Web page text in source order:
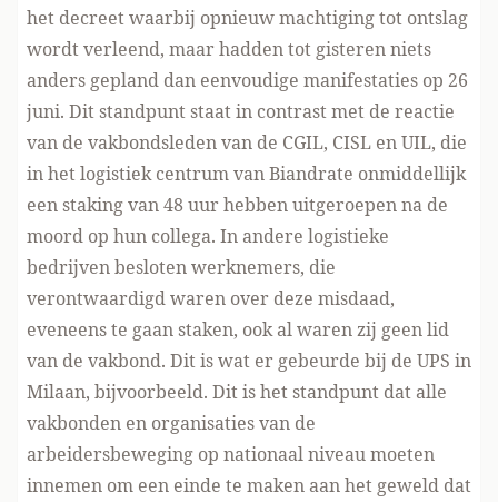
het decreet waarbij opnieuw machtiging tot ontslag
wordt verleend, maar hadden tot gisteren niets
anders gepland dan eenvoudige manifestaties op 26
juni. Dit standpunt staat in contrast met de reactie
van de vakbondsleden van de CGIL, CISL en UIL, die
in het logistiek centrum van Biandrate onmiddellijk
een staking van 48 uur hebben uitgeroepen na de
moord op hun collega. In andere logistieke
bedrijven besloten werknemers, die
verontwaardigd waren over deze misdaad,
eveneens te gaan staken, ook al waren zij geen lid
van de vakbond. Dit is wat er gebeurde bij de UPS in
Milaan, bijvoorbeeld. Dit is het standpunt dat alle
vakbonden en organisaties van de
arbeidersbeweging op nationaal niveau moeten
innemen om een einde te maken aan het geweld dat